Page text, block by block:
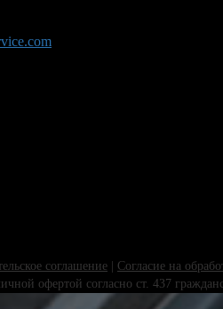
соглашение
Согласие на
офертой согласно ст. 437